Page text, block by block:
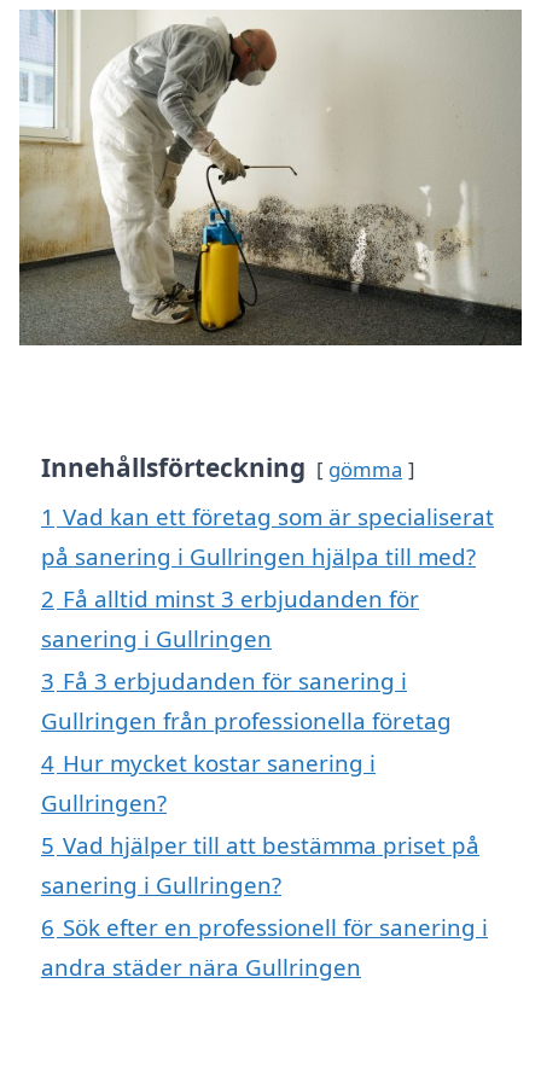
Innehållsförteckning gömma
1 Vad kan ett företag som är specialiserat
på sanering i Gullringen hjälpa till med?
2 Få alltid minst 3 erbjudanden för
sanering i Gullringen
3 Få 3 erbjudanden för sanering i
Gullringen från professionella företag
4 Hur mycket kostar sanering i
Gullringen?
5 Vad hjälper till att bestämma priset på
sanering i Gullringen?
6 Sök efter en professionell för sanering i
andra städer nära Gullringen